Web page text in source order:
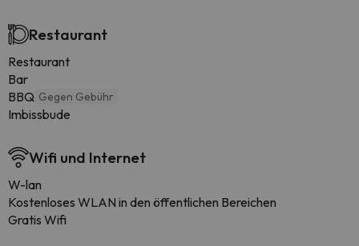
Restaurant
Restaurant
Bar
BBQ Gegen Gebühr
Imbissbude
Wifi und Internet
W-lan
Kostenloses WLAN in den öffentlichen Bereichen
Gratis Wifi